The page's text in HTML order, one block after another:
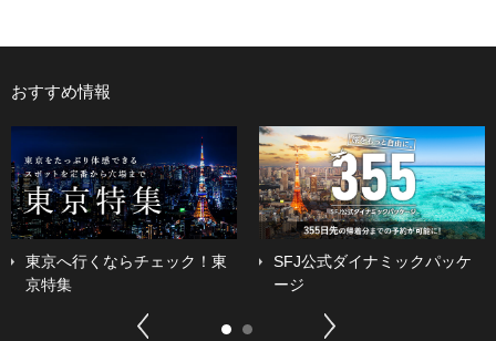
おすすめ情報
Previous
東京へ行くならチェック！東
京特集
SFJ公式ダイナミックパッケ
ージ
Next
1 2